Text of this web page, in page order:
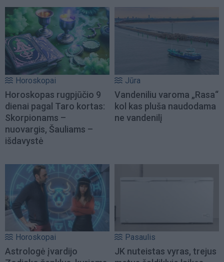
Horoskopai
Horoskopas rugpjūčio 9
dienai pagal Taro kortas:
Skorpionams –
nuovargis, Šauliams –
išdavystė
Jūra
Vandeniliu varoma „Rasa“
kol kas pluša naudodama
ne vandenilį
Horoskopai
Astrologė įvardijo
Pasaulis
JK nuteistas vyras, trejus